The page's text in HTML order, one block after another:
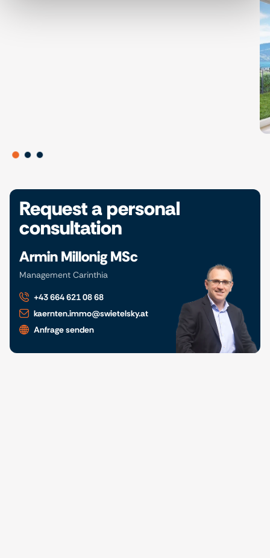
Request a personal
consultation
Armin Millonig MSc
Management Carinthia
+43 664 621 08 68
kaernten.immo@swietelsky.at
Anfrage senden